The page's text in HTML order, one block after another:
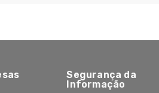
Segurança da
Informação